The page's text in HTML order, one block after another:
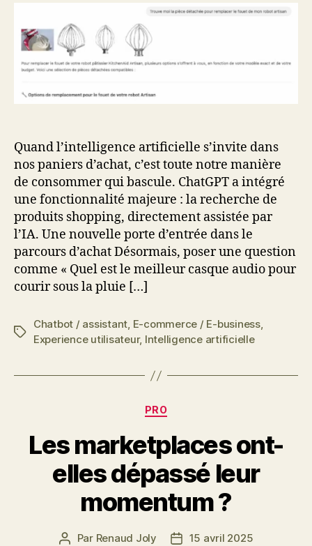
Quand l’intelligence artificielle s’invite dans
nos paniers d’achat, c’est toute notre manière
de consommer qui bascule. ChatGPT a intégré
une fonctionnalité majeure : la recherche de
produits shopping, directement assistée par
l’IA. Une nouvelle porte d’entrée dans le
parcours d’achat Désormais, poser une question
comme « Quel est le meilleur casque audio pour
courir sous la pluie […]
Étiquettes
Chatbot / assistant, E-commerce / E-business,
Experience utilisateur, Intelligence artificielle
Catégories
PRO
Les marketplaces ont-
elles dépassé leur
momentum ?
Auteur
Par Renaud Joly
Date15 avril 2025